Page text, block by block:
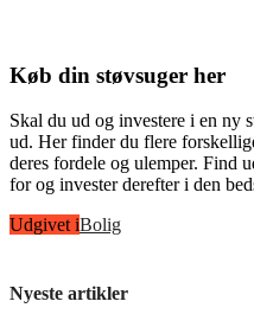
Køb din støvsuger her
Skal du ud og investere i en ny
ud. Her finder du flere
deres fordele og ulemper. Find
for og invester derefter i den
Udgivet iBolig
Nyeste artikler